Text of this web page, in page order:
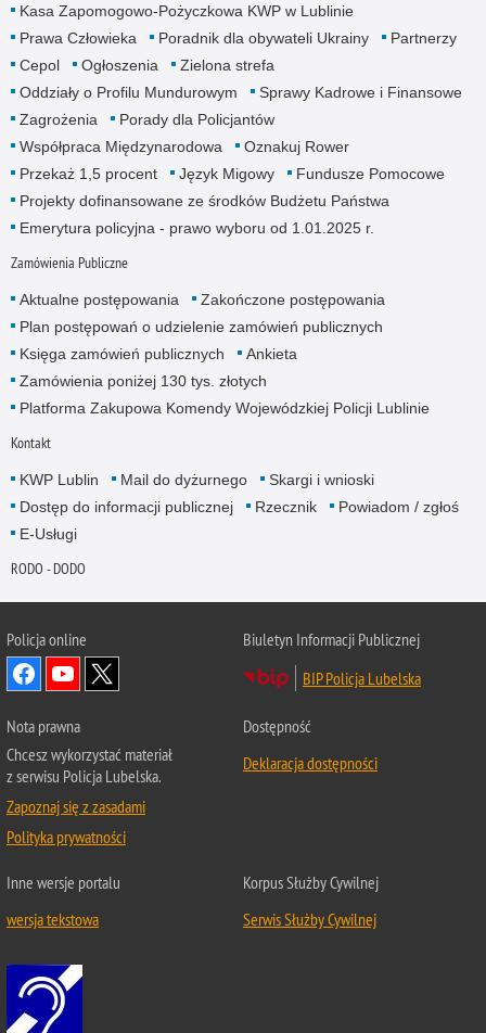
Kasa Zapomogowo-Pożyczkowa KWP w Lublinie
Prawa Człowieka
Poradnik dla obywateli Ukrainy
Partnerzy
Cepol
Ogłoszenia
Zielona strefa
Oddziały o Profilu Mundurowym
Sprawy Kadrowe i Finansowe
Zagrożenia
Porady dla Policjantów
Współpraca Międzynarodowa
Oznakuj Rower
Przekaż 1,5 procent
Język Migowy
Fundusze Pomocowe
Projekty dofinansowane ze środków Budżetu Państwa
Emerytura policyjna - prawo wyboru od 1.01.2025 r.
Zamówienia Publiczne
Aktualne postępowania
Zakończone postępowania
Plan postępowań o udzielenie zamówień publicznych
Księga zamówień publicznych
Ankieta
Zamówienia poniżej 130 tys. złotych
Platforma Zakupowa Komendy Wojewódzkiej Policji Lublinie
Kontakt
KWP Lublin Mail do dyżurnego
Skargi i wnioski
Dostęp do informacji publicznej
Rzecznik
Powiadom / zgłoś
E-Usługi
RODO - DODO
Policja online
Biuletyn Informacji Publicznej
BIP Policja Lubelska
Nota prawna
Chcesz wykorzystać materiał
z serwisu Policja Lubelska.
Zapoznaj się z zasadami
Polityka prywatności
Dostępność
Deklaracja dostępności
Inne wersje portalu
wersja tekstowa
Korpus Służby Cywilnej
Serwis Służby Cywilnej